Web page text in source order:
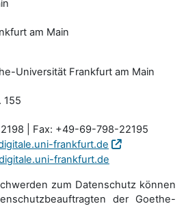
am Main
Universität Frankfurt am Main
155
| Fax: +49-69-798-22195
frankfurt.de
frankfurt.de
zum Datenschutz können
der Goethe-